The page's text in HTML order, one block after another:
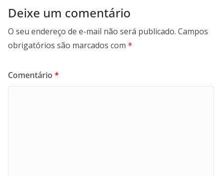
Deixe um comentário
O seu endereço de e-mail não será publicado. Campos
obrigatórios são marcados com *
Comentário *